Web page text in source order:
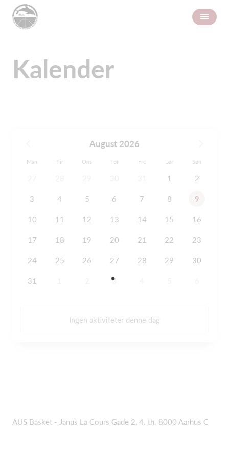
Kalender
August 2026
Man Tir Ons Tor Fre Lør Søn
1 2
3 4 5 6 7 8 9
10 11 12 13 14 15 16
17 18 19 20 21 22 23
24 25 26 27 28 29 30
31 3
Ingen aktiviteter denne dag
AUS Basket - Janus La Cours Gade 2, 4. th. 8000 Aarhus C